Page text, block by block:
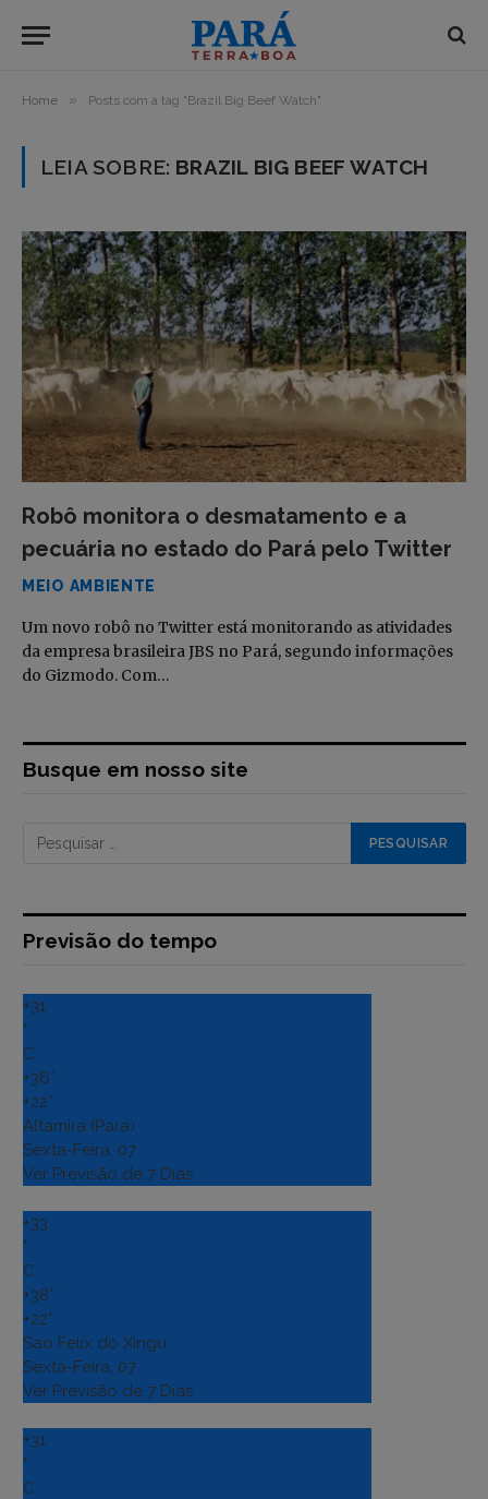
Home » Posts com a tag "Brazil Big Beef Watch"
LEIA SOBRE: BRAZIL BIG BEEF WATCH
Robô monitora o desmatamento e a
pecuária no estado do Pará pelo Twitter
MEIO AMBIENTE
Um novo robô no Twitter está monitorando as atividades
da empresa brasileira JBS no Pará, segundo informações
do Gizmodo. Com…
Busque em nosso site
Previsão do tempo
+31
°
C
+36°
+22°
Altamira (Para)
Sexta-Feira, 07
Ver Previsão de 7 Dias
+33
°
C
+38°
+22°
Sao Felix do Xingu
Sexta-Feira, 07
Ver Previsão de 7 Dias
+31
°
C